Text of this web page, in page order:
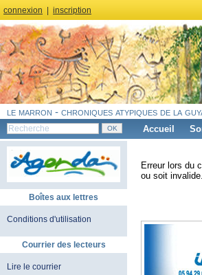
connexion inscription
le marron - chroniques atypiques de la
Accueil
Boîtes aux lettres
Conditions d'utilisation
Courrier des lecteurs
Lire le courrier
Erreur lors du
ou soit invalide.